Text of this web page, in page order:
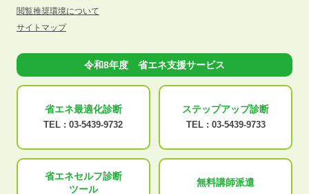
閲覧推奨環境について
サイトマップ
令和8年度 省エネ支援サービス
省エネ最適化診断
TEL : 03-5439-9732
ステップアップ診断
TEL : 03-5439-9733
省エネセルフ診断
ツール
無料講師派遣